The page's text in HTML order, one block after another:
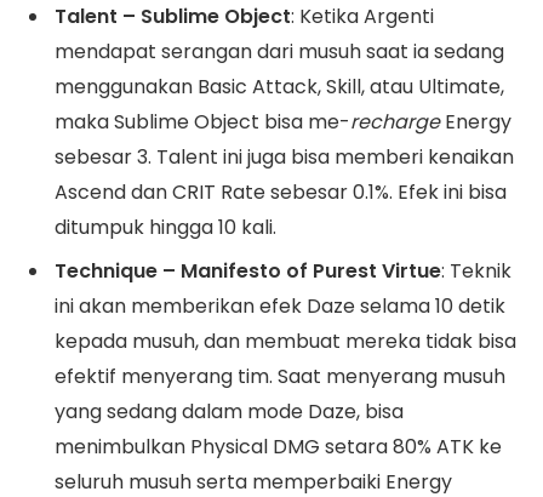
Talent – Sublime Object: Ketika Argenti
mendapat serangan dari musuh saat ia sedang
menggunakan Basic Attack, Skill, atau Ultimate,
maka Sublime Object bisa me-rechargeEnergy
sebesar 3. Talent ini juga bisa memberi kenaikan
Ascend dan CRIT Rate sebesar 0.1%. Efek ini bisa
ditumpuk hingga 10 kali.
Technique – Manifesto of Purest Virtue: Teknik
ini akan memberikan efek Daze selama 10 detik
kepada musuh, dan membuat mereka tidak bisa
efektif menyerang tim. Saat menyerang musuh
yang sedang dalam mode Daze, bisa
menimbulkan Physical DMG setara 80% ATK ke
seluruh musuh serta memperbaiki Energy